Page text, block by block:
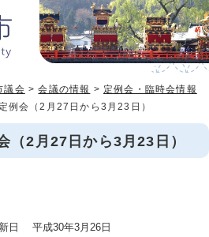
議会 >会議の情報 > 定例会・臨時会情報
例会（2月27日から3月23日）
（2月27日から3月23日）
日 平成30年3月26日